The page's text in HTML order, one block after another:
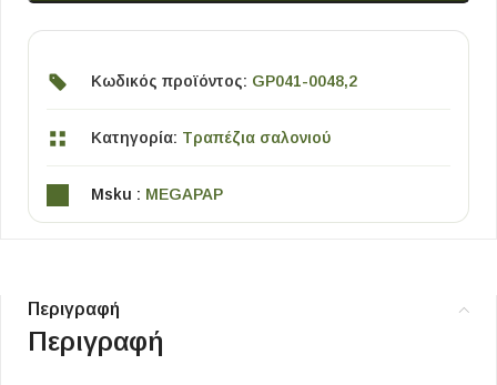
Κωδικός προϊόντος: GP041-0048,2
Κατηγορία: Τραπέζια σαλονιού
Msku : MEGAPAP
Περιγραφή
Περιγραφή